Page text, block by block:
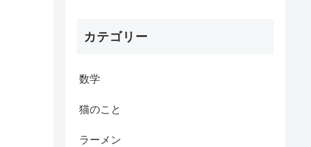
カテゴリー
数学
猫のこと
ラーメン